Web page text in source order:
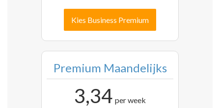
Kies Business Premium
Premium Maandelijks
3,34 per week